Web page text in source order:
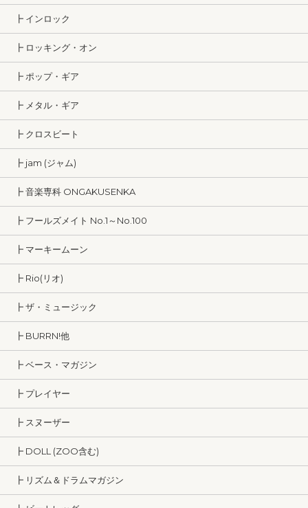
┣ インロック
┣ ロッキング・オン
┣ ポップ・ギア
┣ メタル・ギア
┣ クロスビート
┣ jam (ジャム)
┣ 音楽専科 ONGAKUSENKA
┣ フールズメイト No.1～No.100
┣ マーキームーン
┣ Rio(リオ)
┣ ザ・ミュージック
┣ BURRN!他
┣ ベース・マガジン
┣ プレイヤー
┣ スヌーザー
┣ DOLL (ZOO含む)
┣ リズム＆ドラムマガジン